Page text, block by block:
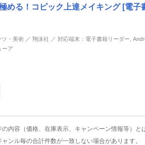
める！コピック上達メイキング [電子
・美術 ／ 翔泳社 ／ 対応端末：電子書籍リーダー,
ーア
容（価格、在庫表示、キャンペーン情報等）と
ンル毎の合計件数が一致しない場合があります。